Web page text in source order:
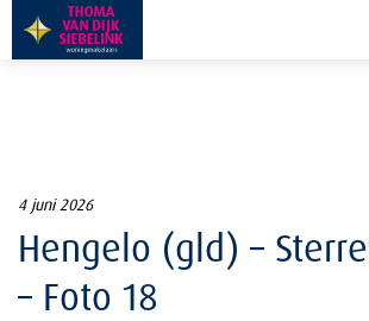
4 juni 2026
Hengelo (gld) –
– Foto 18